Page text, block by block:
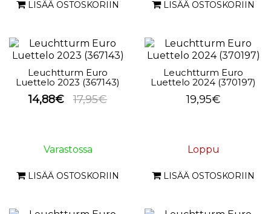
LISÄÄ OSTOSKORIIN LISÄÄ OSTOSKORIIN
Leuchtturm Euro
Luettelo 2023 (367143)
14,88€ 17,95€
Varastossa
LISÄÄ OSTOSKORIIN
Leuchtturm Euro
Luettelo 2024 (370197)
19,95€
Loppu
LISÄÄ OSTOSKORIIN